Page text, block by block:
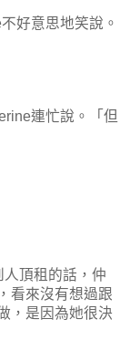
好意思地笑說。
連忙說。「但
人頂租的話，仲
看來沒有想過跟
，是因為她很決